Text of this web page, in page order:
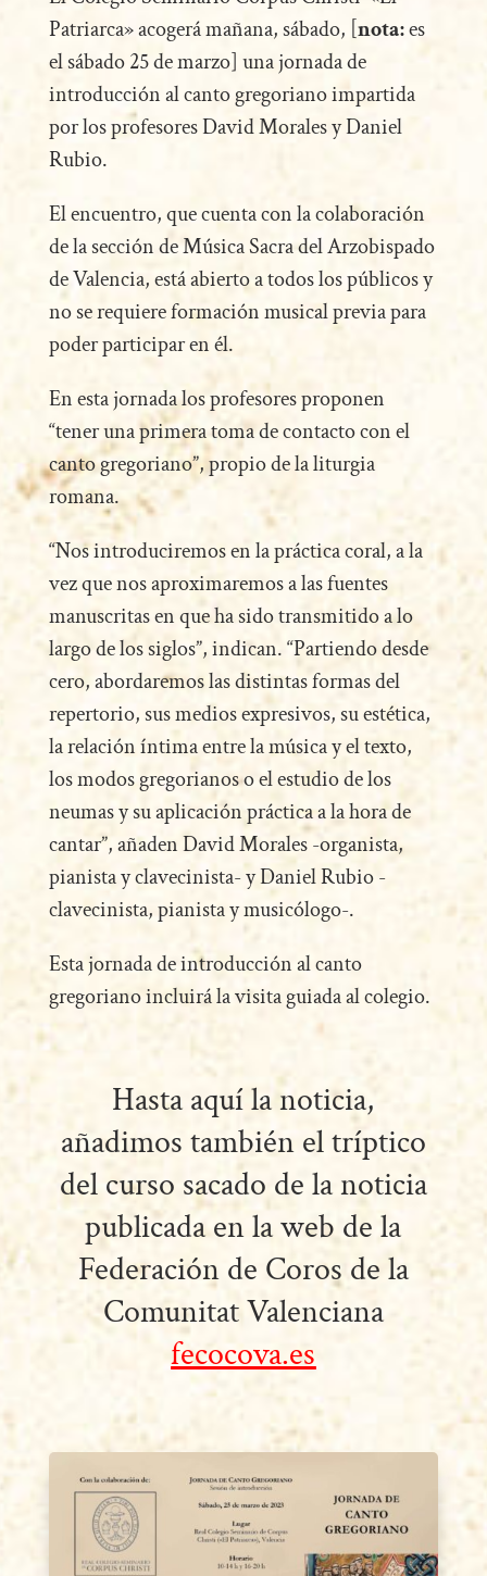
Patriarca» acogerá mañana, sábado, [nota:es
el sábado 25 de marzo] una jornada de
introducción al canto gregoriano impartida
por los profesores David Morales y Daniel
Rubio.
El encuentro, que cuenta con la colaboración
de la sección de Música Sacra del Arzobispado
de Valencia, está abierto a todos los públicos y
no se requiere formación musical previa para
poder participar en él.
En esta jornada los profesores proponen
“tener una primera toma de contacto con el
canto gregoriano”, propio de la liturgia
romana.
“Nos introduciremos en la práctica coral, a la
vez que nos aproximaremos a las fuentes
manuscritas en que ha sido transmitido a lo
largo de los siglos”, indican. “Partiendo desde
cero, abordaremos las distintas formas del
repertorio, sus medios expresivos, su estética,
la relación íntima entre la música y el texto,
los modos gregorianos o el estudio de los
neumas y su aplicación práctica a la hora de
cantar”, añaden David Morales -organista,
pianista y clavecinista- y Daniel Rubio -
clavecinista, pianista y musicólogo-.
Esta jornada de introducción al canto
gregoriano incluirá la visita guiada al colegio.
Hasta aquí la noticia,
añadimos también el tríptico
del curso sacado de la noticia
publicada en la web de la
Federación de Coros de la
Comunitat Valenciana
fecocova.es